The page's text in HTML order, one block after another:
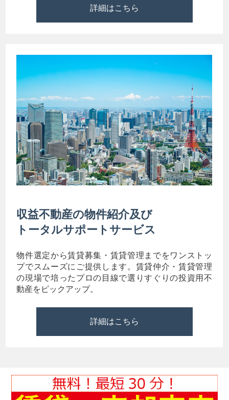
詳細はこちら
収益不動産の物件紹介及び
トータルサポートサービス
物件選定から賃貸募集・賃貸管理までをワンストッ
プでスムーズにご提供します。賃貸仲介・賃貸管理
の現場で培ったプロの目線で選りすぐりの投資用不
動産をピックアップ。
詳細はこちら